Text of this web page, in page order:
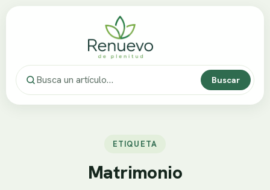
Buscar
ETIQUETA
Matrimonio